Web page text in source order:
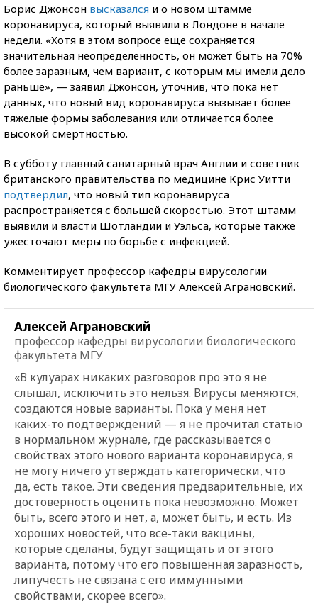
Борис Джонсон высказался и о новом штамме
коронавируса, который выявили в Лондоне в начале
недели. «Хотя в этом вопросе еще сохраняется
значительная неопределенность, он может быть на 70%
более заразным, чем вариант, с которым мы имели дело
раньше», — заявил Джонсон, уточнив, что пока нет
данных, что новый вид коронавируса вызывает более
тяжелые формы заболевания или отличается более
высокой смертностью.
В субботу главный санитарный врач Англии и советник
британского правительства по медицине Крис Уитти
подтвердил, что новый тип коронавируса
распространяется с большей скоростью. Этот штамм
выявили и власти Шотландии и Уэльса, которые также
ужесточают меры по борьбе с инфекцией.
Комментирует профессор кафедры вирусологии
биологического факультета МГУ Алексей Аграновский.
Алексей Аграновский
профессор кафедры вирусологии биологического
факультета МГУ
«В кулуарах никаких разговоров про это я не
слышал, исключить это нельзя. Вирусы меняются,
создаются новые варианты. Пока у меня нет
каких-то подтверждений — я не прочитал статью
в нормальном журнале, где рассказывается о
свойствах этого нового варианта коронавируса, я
не могу ничего утверждать категорически, что
да, есть такое. Эти сведения предварительные, их
достоверность оценить пока невозможно. Может
быть, всего этого и нет, а, может быть, и есть. Из
хороших новостей, что все-таки вакцины,
которые сделаны, будут защищать и от этого
варианта, потому что его повышенная заразность,
липучесть не связана с его иммунными
свойствами, скорее всего».